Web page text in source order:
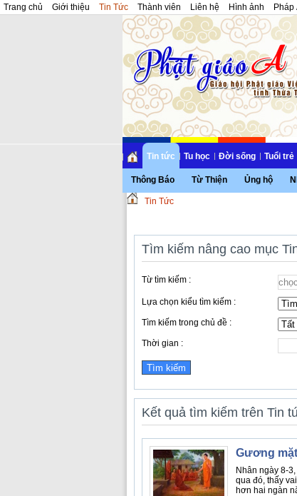
Trang chủ Giới thiệu Tin Tức Thành viên Liên hệ Hình ảnh Pháp
Tin tức
Thông Báo Từ Thiện Ủng hộ
Tu học Đời sống Tuổi trẻ
Tin Tức
Tìm kiếm nâng cao mục
Từ tìm kiếm :
Lựa chọn kiểu tìm kiếm :
Tìm kiếm trong chủ đề :
Thời gian :
Kết quả tìm kiếm trên Tin
Gương
Nhân ngày 8-
qua đó, thấy
hơn hai ngàn